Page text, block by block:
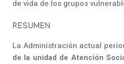
de vida de los grupos
RESUMEN
La Administración actual
de la unidad de Atención